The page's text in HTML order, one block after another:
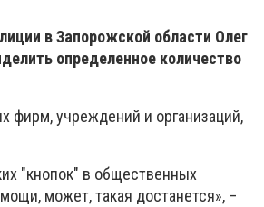
в Запорожской области Олег
определенное количество
фирм, учреждений и организаций,
"кнопок" в общественных
может, такая достанется», –